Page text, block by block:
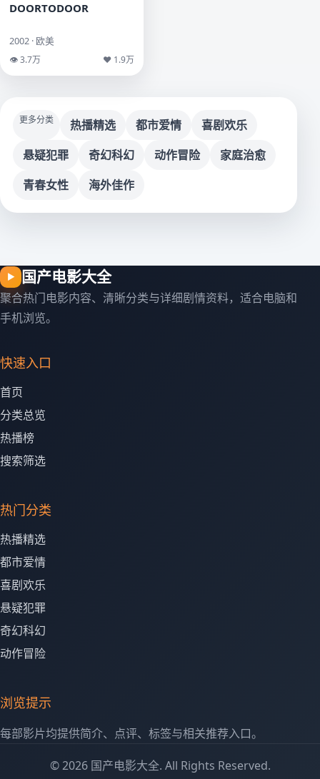
DOORTODOOR
2002 · 欧美
👁 3.7万 ♥ 1.9万
更多分类 热播精选 都市爱情
喜剧欢乐
悬疑犯罪
奇幻科幻 动作冒险
家庭治愈
青春女性
海外佳作
▶ 国产电影大全
聚合热门电影内容、清晰分类与详细剧情资料，适合电脑和
手机浏览。
快速入口
首页
分类总览
热播榜
搜索筛选
热门分类
热播精选
都市爱情
喜剧欢乐
悬疑犯罪
奇幻科幻
动作冒险
浏览提示
每部影片均提供简介、点评、标签与相关推荐入口。
© 2026 国产电影大全. All Rights Reserved.